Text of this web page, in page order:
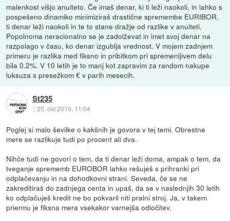
malenkost višjo anuiteto. Če imaš denar, ki ti leži naokoli, in lahko s
pospešeno dinamiko minimiziraš drastične spremembe EURIBOR,
ti denar leži naokoli in te to stane dražje od razlike v anuiteti.
Popolnoma neracionalno se je zadolževat in imet svoj denar na
razpolago v času, ko denar izgublja vrednost. V mojem zadnjem
primeru je razlika med fiksno in pribitkom pri spremenljivem delu
bila 0.2%. V 10 letih je to manj kot zapravim za random nakupe
luksuza s presežkom € v parih mesecih.
St235
::25. okt 2019, 11:04
Poglej si malo ševilke o kakšnih je govora v tej temi. Obrestne
mere se razlikuje tudi po procent ali dva.
Nihče tudi ne govori o tem, da ti denar leži doma, ampak o tem, da
tveganje sprememb EUROBOR lahko rešuješ s prihranki pri
odplačevanju in na dohodkovni strani. Seveda, če se ne
zakreditiraš do zadnjega centa in upaš, da se v naslednjih 30 letih
ko odplačuješ kredit ne bo pokvaril niti pralni stroj. Ja, v takem
priermu je fiksna mera vsekakor varnejša odločitev.